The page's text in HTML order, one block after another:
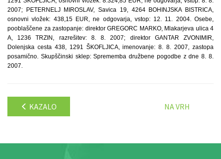
2007; PETERNELJ MIROSLAV, Savica 19, 4264 BOHINJSKA BISTRICA,
osnovni vložek: 438,15 EUR, ne odgovarja, vstop: 12. 11. 2004. Osebe,
pooblaščene za zastopanje: direktor GREGORC MARKO, Mlakarjeva ulica 4
A, 1236 TRZIN, razrešitev: 8. 8. 2007; direktor GANTAR ZVONIMIR,
Dolenjska cesta 438, 1291 ŠKOFLJICA, imenovanje: 8. 8. 2007, zastopa
posamično. Skupščinski sklep: Sprememba družbene pogodbe z dne 8. 8.
2007.
KAZALO NA VRH